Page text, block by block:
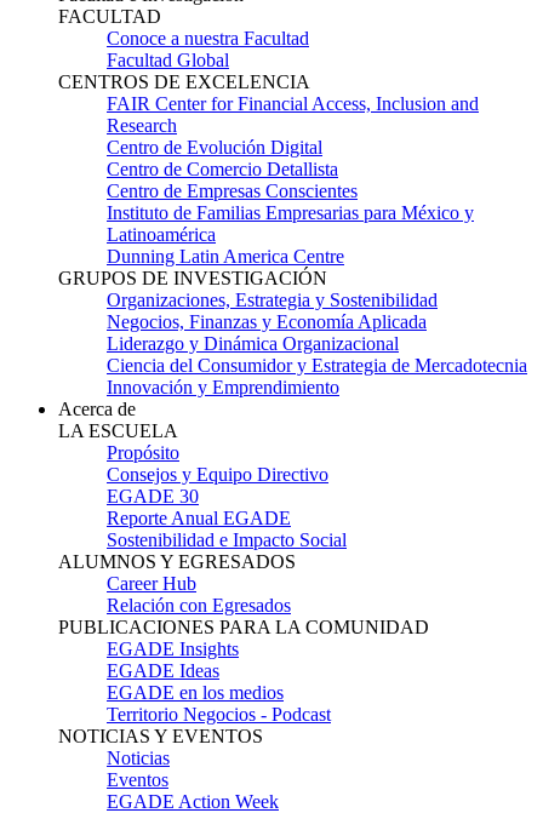
FACULTAD
Conoce a nuestra Facultad
Facultad Global
CENTROS DE EXCELENCIA
FAIR Center for Financial Access, Inclusion and
Research
Centro de Evolución Digital
Centro de Comercio Detallista
Centro de Empresas Conscientes
Instituto de Familias Empresarias para México y
Latinoamérica
Dunning Latin America Centre
GRUPOS DE INVESTIGACIÓN
Organizaciones, Estrategia y Sostenibilidad
Negocios, Finanzas y Economía Aplicada
Liderazgo y Dinámica Organizacional
Ciencia del Consumidor y Estrategia de Mercadotecnia
Innovación y Emprendimiento
Acerca de
LA ESCUELA
Propósito
Consejos y Equipo Directivo
EGADE 30
Reporte Anual EGADE
Sostenibilidad e Impacto Social
ALUMNOS Y EGRESADOS
Career Hub
Relación con Egresados
PUBLICACIONES PARA LA COMUNIDAD
EGADE Insights
EGADE Ideas
EGADE en los medios
Territorio Negocios - Podcast
NOTICIAS Y EVENTOS
Noticias
Eventos
EGADE Action Week